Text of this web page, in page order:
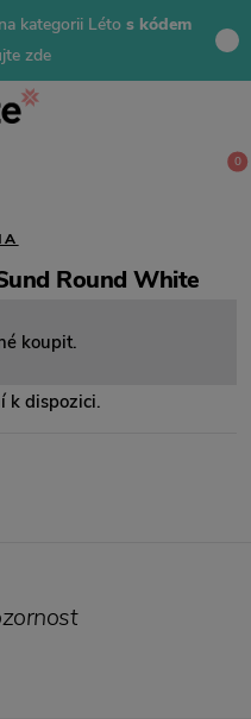
na kategorii Léto s kódem
zde
0
Round White
koupit.
k dispozici.